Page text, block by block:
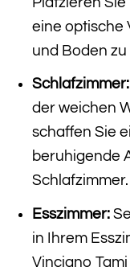
eine optische
und Boden
Schlafzimmer:
der weichen
schaffen Sie
beruhigende
Schlafzimmer.
Esszimmer:
in Ihrem
Vinciano